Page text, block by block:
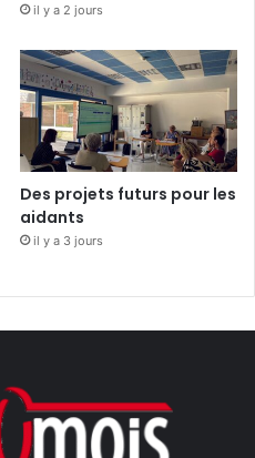
il y a 2 jours
Des projets futurs pour les
aidants
il y a 3 jours